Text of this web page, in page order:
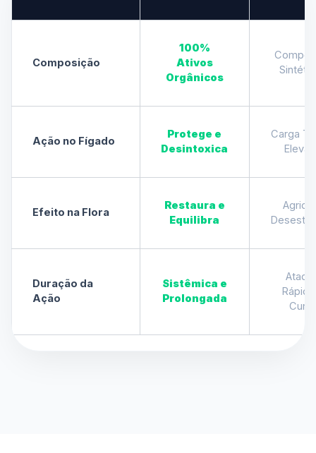
Composição
100%
Ativos
Orgânicos
Ação no Fígado
Protege e
Desintoxica
Carga
Efeito na Flora
Restaura e
Equilibra
Agride
Duração da
Ação
Sistêmica e
Prolongada
Curto